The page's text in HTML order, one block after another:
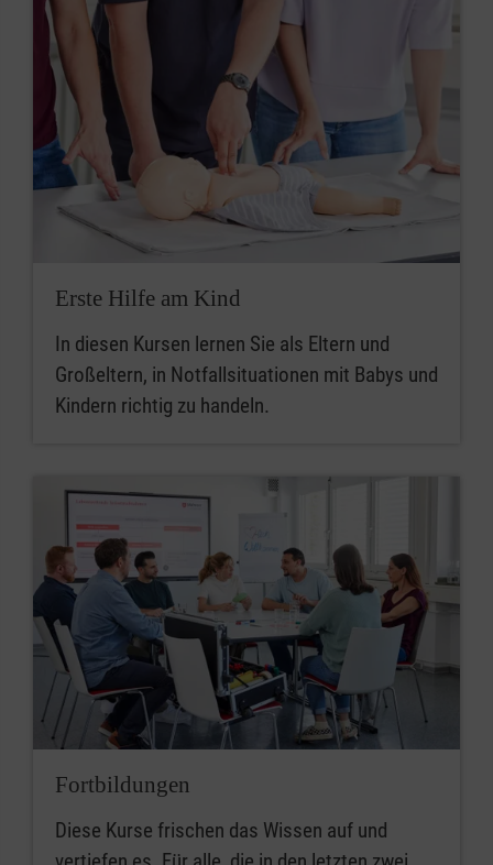
Erste Hilfe am Kind
In diesen Kursen lernen Sie als Eltern und
Großeltern, in Notfallsituationen mit Babys und
Kindern richtig zu handeln.
Fortbildungen
Diese Kurse frischen das Wissen auf und